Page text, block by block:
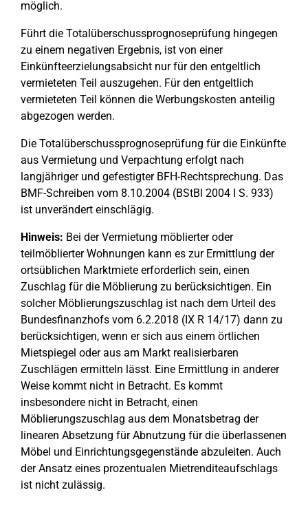
möglich.
Führt die Totalüberschussprognoseprüfung hingegen
zu einem negativen Ergebnis, ist von einer
Einkünfteerzielungsabsicht nur für den entgeltlich
vermieteten Teil auszugehen. Für den entgeltlich
vermieteten Teil können die Werbungskosten anteilig
abgezogen werden.
Die Totalüberschussprognoseprüfung für die Einkünfte
aus Vermietung und Verpachtung erfolgt nach
langjähriger und gefestigter BFH-Rechtsprechung. Das
BMF-Schreiben vom 8.10.2004 (BStBl 2004 I S. 933)
ist unverändert einschlägig.
Hinweis: Bei der Vermietung möblierter oder
teilmöblierter Wohnungen kann es zur Ermittlung der
ortsüblichen Marktmiete erforderlich sein, einen
Zuschlag für die Möblierung zu berücksichtigen. Ein
solcher Möblierungszuschlag ist nach dem Urteil des
Bundesfinanzhofs vom 6.2.2018 (IX R 14/17) dann zu
berücksichtigen, wenn er sich aus einem örtlichen
Mietspiegel oder aus am Markt realisierbaren
Zuschlägen ermitteln lässt. Eine Ermittlung in anderer
Weise kommt nicht in Betracht. Es kommt
insbesondere nicht in Betracht, einen
Möblierungszuschlag aus dem Monatsbetrag der
linearen Absetzung für Abnutzung für die überlassenen
Möbel und Einrichtungsgegenstände abzuleiten. Auch
der Ansatz eines prozentualen Mietrenditeaufschlags
ist nicht zulässig.